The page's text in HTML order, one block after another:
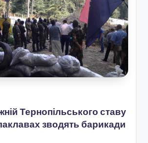
Тернопільського ставу
зводять барикади